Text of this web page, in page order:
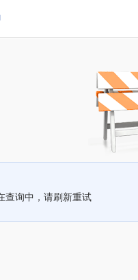
查询中，请刷新重试